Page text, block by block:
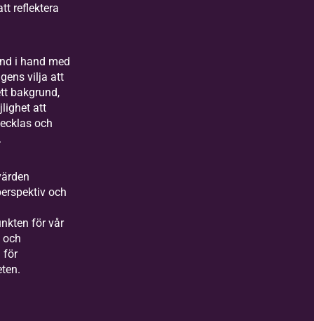
reflektera
i hand med
vilja att
bakgrund,
att
och
och
för vår
och
för